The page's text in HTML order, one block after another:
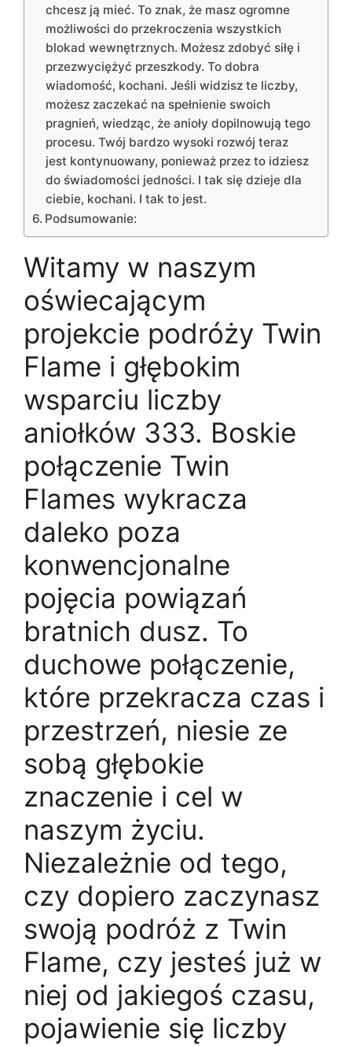
chcesz ją mieć. To znak, że masz ogromne
możliwości do przekroczenia wszystkich
blokad wewnętrznych. Możesz zdobyć siłę i
przezwyciężyć przeszkody. To dobra
wiadomość, kochani. Jeśli widzisz te liczby,
możesz zaczekać na spełnienie swoich
pragnień, wiedząc, że anioły dopilnowują tego
procesu. Twój bardzo wysoki rozwój teraz
jest kontynuowany, ponieważ przez to idziesz
do świadomości jedności. I tak się dzieje dla
ciebie, kochani. I tak to jest.
Podsumowanie:
Witamy w naszym
oświecającym
projekcie podróży Twin
Flame i głębokim
wsparciu liczby
aniołków 333. Boskie
połączenie Twin
Flames wykracza
daleko poza
konwencjonalne
pojęcia powiązań
bratnich dusz. To
duchowe połączenie,
które przekracza czas i
przestrzeń, niesie ze
sobą głębokie
znaczenie i cel w
naszym życiu.
Niezależnie od tego,
czy dopiero zaczynasz
swoją podróż z Twin
Flame, czy jesteś już w
niej od jakiegoś czasu,
pojawienie się liczby